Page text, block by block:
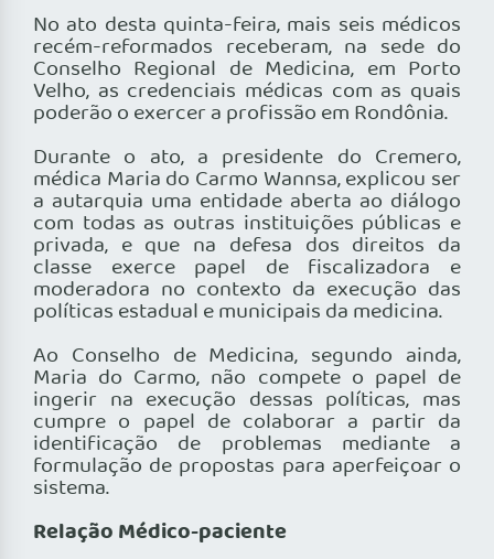
No ato desta quinta-feira, mais seis médicos
recém-reformados receberam, na sede do
Conselho Regional de Medicina, em Porto
Velho, as credenciais médicas com as quais
poderão o exercer a profissão em Rondônia.
Durante o ato, a presidente do Cremero,
médica Maria do Carmo Wannsa, explicou ser
a autarquia uma entidade aberta ao diálogo
com todas as outras instituições públicas e
privada, e que na defesa dos direitos da
classe exerce papel de fiscalizadora e
moderadora no contexto da execução das
políticas estadual e municipais da medicina.
Ao Conselho de Medicina, segundo ainda,
Maria do Carmo, não compete o papel de
ingerir na execução dessas políticas, mas
cumpre o papel de colaborar a partir da
identificação de problemas mediante a
formulação de propostas para aperfeiçoar o
sistema.
Relação Médico-paciente